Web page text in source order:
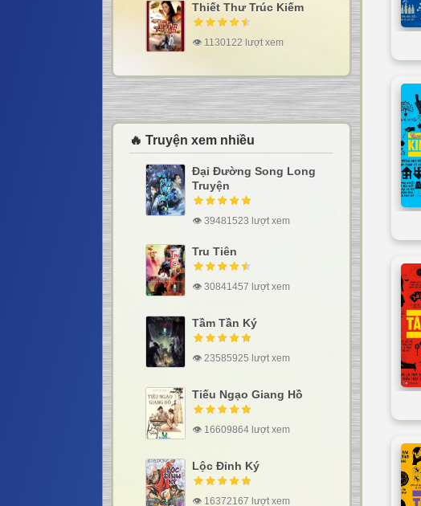
Thiết Thư Trúc Kiếm
👁 1130122 lượt xem
🔥 Truyện xem nhiều
Đại Đường Song Long
Truyện
👁 39481523 lượt xem
Tru Tiên
👁 30841457 lượt xem
Tầm Tần Ký
👁 23585925 lượt xem
Tiếu Ngạo Giang Hồ
👁 16609864 lượt xem
Lộc Đỉnh Ký
👁 16372167 lượt xem